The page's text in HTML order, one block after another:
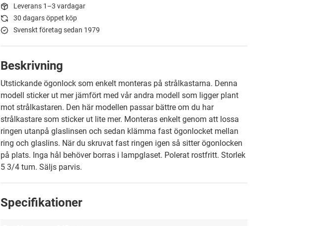
Leverans 1–3 vardagar
30 dagars öppet köp
Svenskt företag sedan 1979
Beskrivning
Utstickande ögonlock som enkelt monteras på strålkastarna. Denna
modell sticker ut mer jämfört med vår andra modell som ligger plant
mot strålkastaren. Den här modellen passar bättre om du har
strålkastare som sticker ut lite mer. Monteras enkelt genom att lossa
ringen utanpå glaslinsen och sedan klämma fast ögonlocket mellan
ring och glaslins. När du skruvat fast ringen igen så sitter ögonlocken
på plats. Inga hål behöver borras i lampglaset. Polerat rostfritt. Storlek
5 3/4 tum. Säljs parvis.
Specifikationer